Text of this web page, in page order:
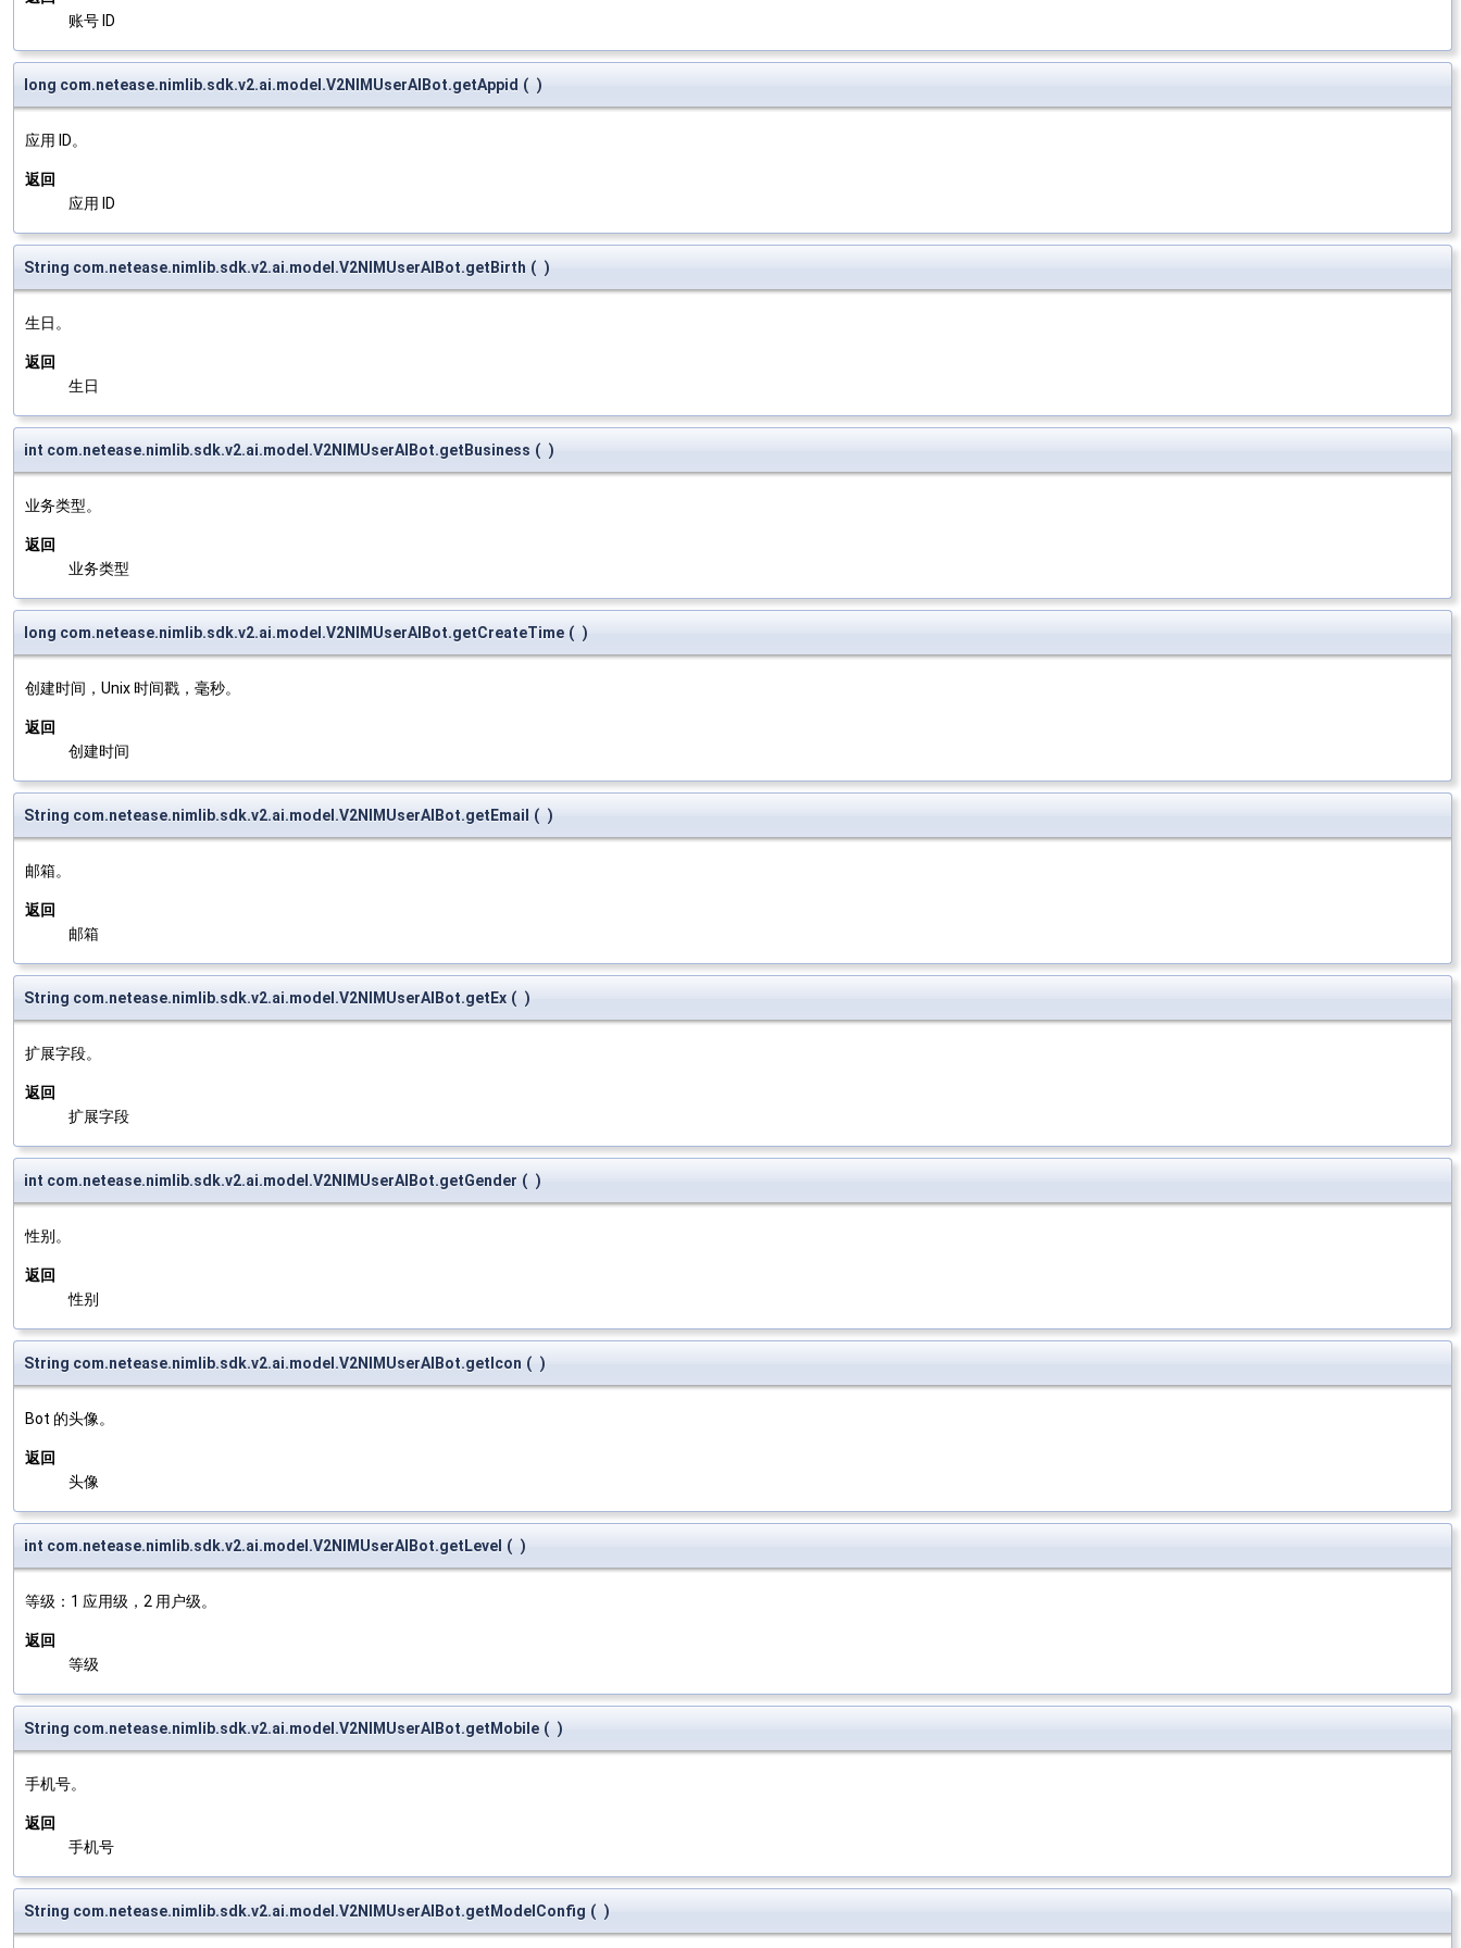
账号 ID
long com.netease.nimlib.sdk.v2.ai.model.V2NIMUserAIBot.getAppid ( )
应用 ID。
返回
应用 ID
String com.netease.nimlib.sdk.v2.ai.model.V2NIMUserAIBot.getBirth ( )
生日。
返回
生日
int com.netease.nimlib.sdk.v2.ai.model.V2NIMUserAIBot.getBusiness ( )
业务类型。
返回
业务类型
long com.netease.nimlib.sdk.v2.ai.model.V2NIMUserAIBot.getCreateTime ( )
创建时间，Unix 时间戳，毫秒。
返回
创建时间
String com.netease.nimlib.sdk.v2.ai.model.V2NIMUserAIBot.getEmail ( )
邮箱。
返回
邮箱
String com.netease.nimlib.sdk.v2.ai.model.V2NIMUserAIBot.getEx ( )
扩展字段。
返回
扩展字段
int com.netease.nimlib.sdk.v2.ai.model.V2NIMUserAIBot.getGender ( )
性别。
返回
性别
String com.netease.nimlib.sdk.v2.ai.model.V2NIMUserAIBot.getIcon ( )
Bot 的头像。
返回
头像
int com.netease.nimlib.sdk.v2.ai.model.V2NIMUserAIBot.getLevel ( )
等级：1 应用级，2 用户级。
返回
等级
String com.netease.nimlib.sdk.v2.ai.model.V2NIMUserAIBot.getMobile ( )
手机号。
返回
手机号
String com.netease.nimlib.sdk.v2.ai.model.V2NIMUserAIBot.getModelConfig ( )